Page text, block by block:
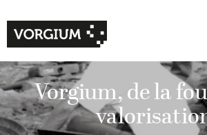
Vorgium, de la